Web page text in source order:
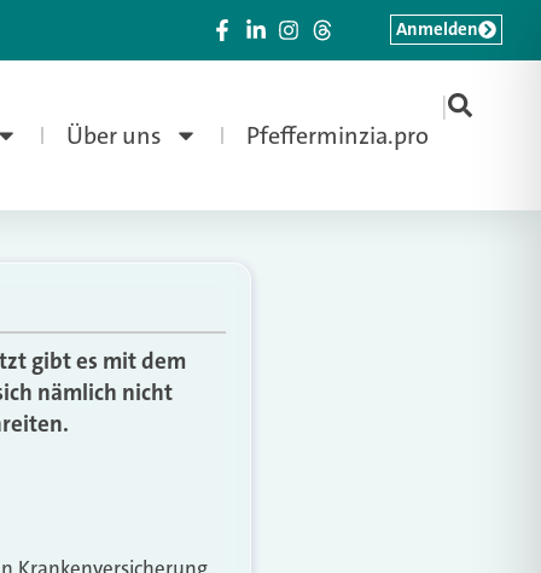
Über uns Pfefferminzia.pro
|
Anmelden
gibt es mit dem
nämlich nicht